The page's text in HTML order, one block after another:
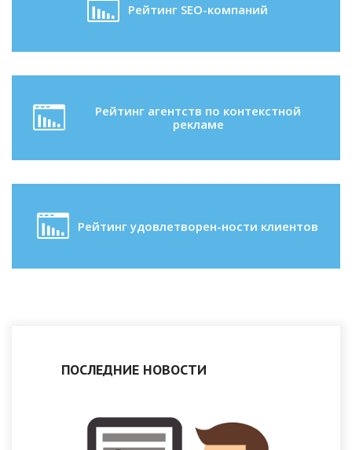
Рейтинг SEO-компаний
Рейтинг агентств по контекстной
рекламе
Рейтинг удовлетворен-ности клиентов
ПОСЛЕДНИЕ НОВОСТИ